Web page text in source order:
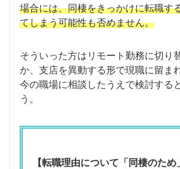
場合には、同棲をきっかけに転職す
てしまう可能性も否めません。
そういった方はリモート勤務に切り
か、支店を異動する形で現職に留ま
今の職場に相談したうえで検討する
う。
【転職理由について「同棲のた